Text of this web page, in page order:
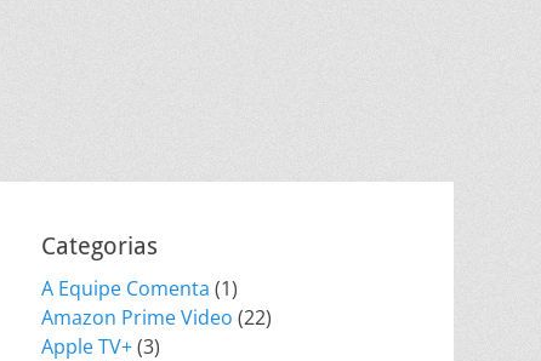
Categorias
A Equipe Comenta (1)
Amazon Prime Video (22)
Apple TV+(3)